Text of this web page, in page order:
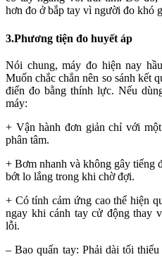
hơn đo ở bắp tay vì người đo khó
3.Phương tiện đo huyết áp
Nói chung, máy đo hiện nay
Muốn chắc chắn nên so sánh kết
điển đo bằng thính lực. Nếu
máy:
+ Vận hành đơn giản chỉ với
phân tâm.
+ Bơm nhanh và không gây tiếng
bớt lo lắng trong khi chờ đợi.
+ Có tính cảm ứng cao thể hiện
ngay khi cánh tay cử động thay
lỗi.
– Bao quấn tay: Phải dài tối